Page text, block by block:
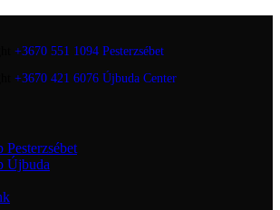
+3670 551 1094 Pesterzsébet
+3670 421 6076 Újbuda Center
Újbuda